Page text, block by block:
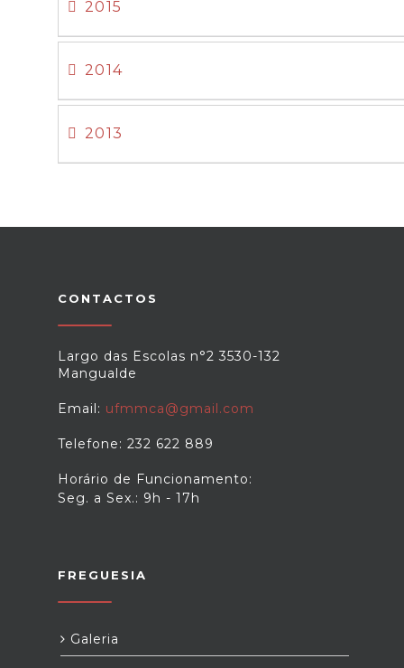
2015
2014
2013
CONTACTOS
Largo das Escolas n°2 3530-132
Mangualde
Email: ufmmca@gmail.com
Telefone: 232 622 889
Horário de Funcionamento:
Seg. a Sex.: 9h - 17h
FREGUESIA
Galeria